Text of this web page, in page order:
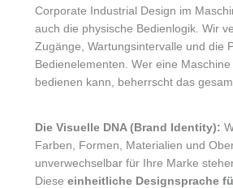
Corporate Industrial Design im
auch die physische Bedienlogik. Wir
Zugänge, Wartungsintervalle und die
Bedienelementen. Wer eine
bedienen kann, beherrscht das
Die Visuelle DNA (Brand Identity):
Farben, Formen, Materialien und
unverwechselbar für Ihre Marke
Diese einheitliche Designsprache